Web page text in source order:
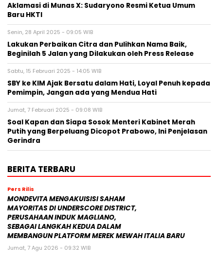
Aklamasi di Munas X: Sudaryono Resmi Ketua Umum
Baru HKTI
Senin, 28 April 2025 - 09:05 WIB
Lakukan Perbaikan Citra dan Pulihkan Nama Baik,
Beginilah 5 Jalan yang Dilakukan oleh Press Release
Sabtu, 15 Februari 2025 - 14:05 WIB
SBY ke KIM Ajak Bersatu dalam Hati, Loyal Penuh kepada
Pemimpin, Jangan ada yang Mendua Hati
Jumat, 7 Februari 2025 - 09:08 WIB
Soal Kapan dan Siapa Sosok Menteri Kabinet Merah
Putih yang Berpeluang Dicopot Prabowo, Ini Penjelasan
Gerindra
BERITA TERBARU
Pers Rilis
MONDEVITA MENGAKUISISI SAHAM
MAYORITAS DI UNDERSCORE DISTRICT,
PERUSAHAAN INDUK MAGLIANO,
SEBAGAI LANGKAH KEDUA DALAM
MEMBANGUN PLATFORM MEREK MEWAH ITALIA BARU
Jumat, 7 Agu 2026 - 09:32 WIB